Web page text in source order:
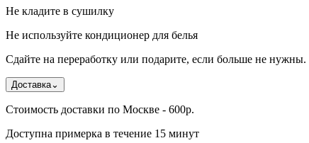
Не кладите в сушилку
Не используйте кондиционер для белья
Сдайте на переработку или подарите, если больше не нужны.
Доставка⌄
Стоимость доставки по Москве - 600р.
Доступна примерка в течение 15 минут